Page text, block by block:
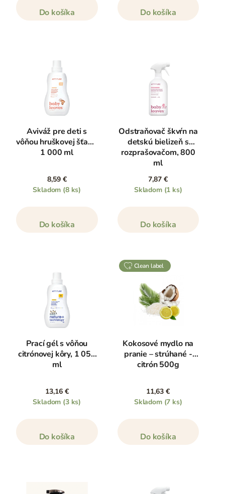
Do košíka Do košíka
Aviváž pre deti s
vôňou hruškovej šťavy,
1 000 ml
8,59 €
Skladom (8 ks)
Do košíka
Odstraňovač škvŕn na
detskú bielizeň s
rozprašovačom, 800
ml
7,87 €
Skladom (1 ks)
Do košíka
Prací gél s vôňou
citrónovej kôry, 1 050
ml
13,16 €
Skladom (3 ks)
Do košíka
clean label
Kokosové mydlo na
pranie – strúhané -
citrón 500g
11,63 €
Skladom (7 ks)
Do košíka